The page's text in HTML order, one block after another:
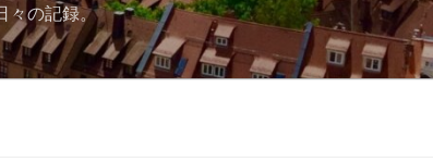
々の記録。